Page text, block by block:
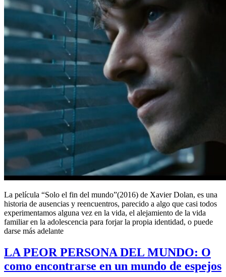
La película “Solo el fin del mundo”(2016) de Xavier Dolan, es una
historia de ausencias y reencuentros, parecido a algo que casi todos
experimentamos alguna vez en la vida, el alejamiento de la vida
familiar en la adolescencia para forjar la propia identidad, o puede
darse más adelante
LA PEOR PERSONA DEL MUNDO: O
como encontrarse en un mundo de espejos